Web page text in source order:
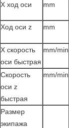
X ход оси mm
Ход оси z mm
X скорость
оси быстрая
mm/min
Скорость
оси z
быстрая
mm/min
Размер
экипажа